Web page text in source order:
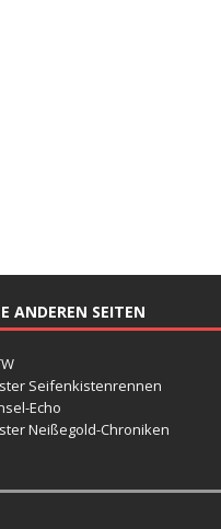
ANDEREN SEITEN
Seifenkistenrennen
Echo
Neißegold-Chroniken